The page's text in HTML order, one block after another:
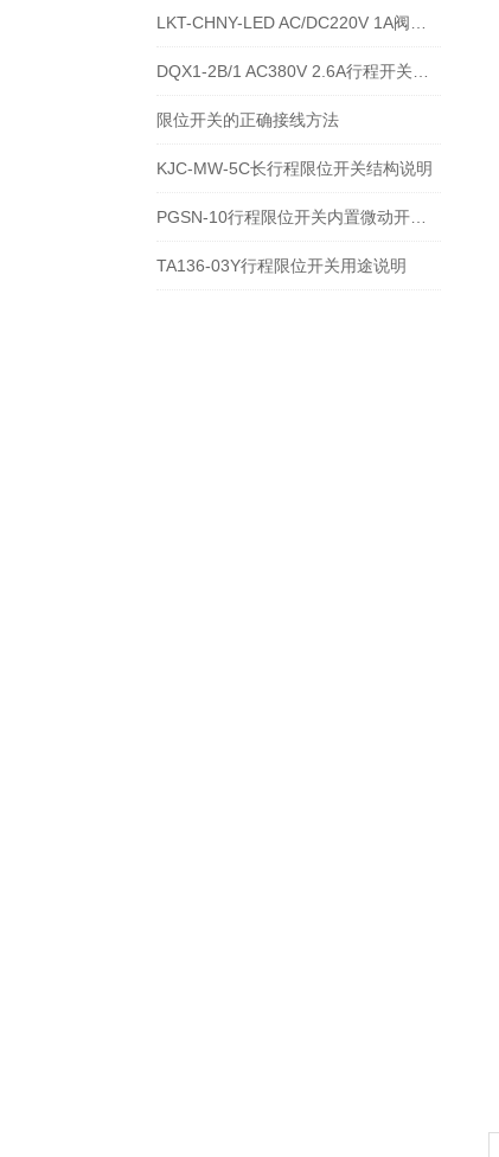
限位开关的正确接线方法
KJC-MW-5C长行程限位开关结构说明
TA136-03Y行程限位开关用途说明